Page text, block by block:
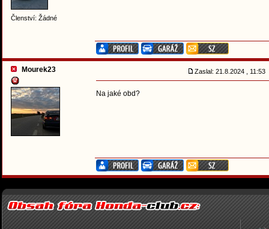
Členství: Žádné
Mourek23 Zaslal: 21.8.2024 , 11:53
Na jaké obd?